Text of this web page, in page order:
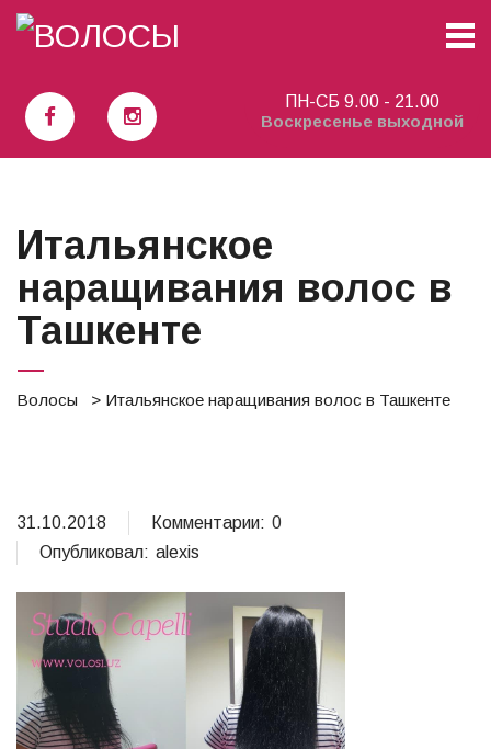
Наращивание волос Ташкент
ПН-СБ 9.00 - 21.00
Воскресенье выходной
Итальянское
наращивания волос в
Ташкенте
Волосы > Итальянское наращивания волос в Ташкенте
31.10.2018 Комментарии: 0
Опубликовал: alexis